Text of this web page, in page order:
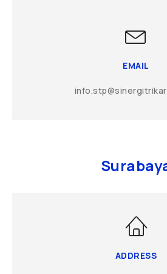
EMAIL
ADDRESS